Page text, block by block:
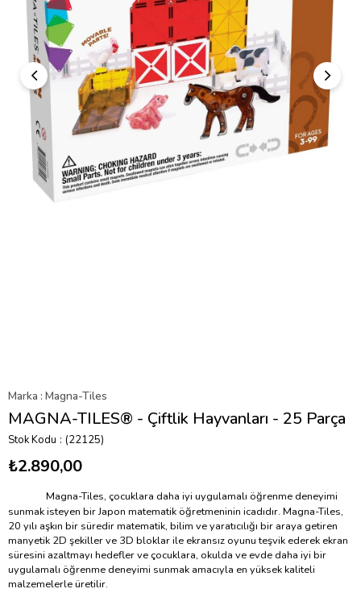
Marka : Magna-Tiles
MAGNA-TILES® - Çiftlik Hayvanları - 25 Parça
Stok Kodu (22125)
₺2.890,00
Magna-Tiles, çocuklara daha iyi uygulamalı öğrenme deneyimi
sunmak isteyen bir Japon matematik öğretmeninin icadıdır. Magna-Tiles,
20 yılı aşkın bir süredir matematik, bilim ve yaratıcılığı bir araya getiren
manyetik 2D şekiller ve 3D bloklar ile ekransız oyunu teşvik ederek ekran
süresini azaltmayı hedefler ve çocuklara, okulda ve evde daha iyi bir
uygulamalı öğrenme deneyimi sunmak amacıyla en yüksek kaliteli
malzemelerle üretilir.